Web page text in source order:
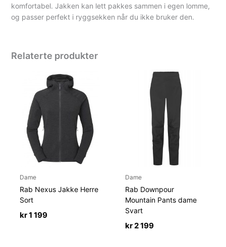
komfortabel. Jakken kan lett pakkes sammen i egen lomme,
og passer perfekt i ryggsekken når du ikke bruker den.
Relaterte produkter
Dame
Rab Nexus Jakke Herre
Sort
kr1 199
Dame
Rab Downpour
Mountain Pants dame
Svart
kr 2 199